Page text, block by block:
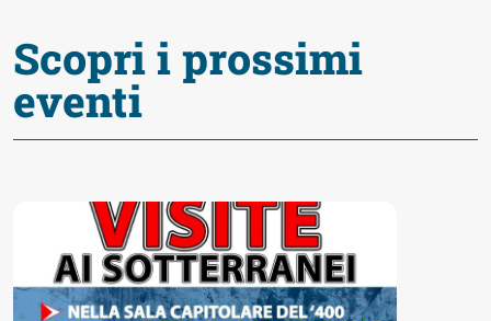
Scopri i prossimi
eventi